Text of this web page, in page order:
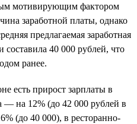
мотивирующим фактором
заработной платы, однако
предлагаемая заработная
составила 40 000 рублей, что
ранее.
есть прирост зарплаты в
— на 12% (до 42 000 рублей в
(до 40 000), в ресторанно-